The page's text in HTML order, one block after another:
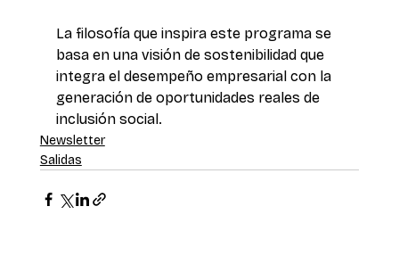
La filosofía que inspira este programa se
basa en una visión de sostenibilidad que
integra el desempeño empresarial con la
generación de oportunidades reales de
inclusión social.
Newsletter
Salidas